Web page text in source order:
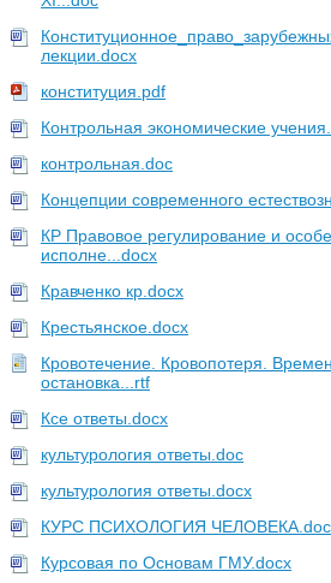
лекции.docx
конституция.pdf
Контрольная экономические
контрольная.doc
Концепции современного
КР Правовое регулирование и
исполне...docx
Кравченко кр.docx
Крестьянское.docx
Кровотечение. Кровопотеря.
остановка...rtf
Ксе ответы.docx
культурология ответы.doc
культурология ответы.docx
КУРС ПСИХОЛОГИЯ
Курсовая по Основам ГМУ.docx